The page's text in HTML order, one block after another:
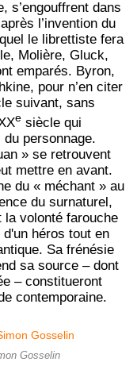
s’engouffrent dans
l’invention du
le librettiste fera
Molière, Gluck,
emparés. Byron,
pour n’en citer
suivant, sans
e siècle qui
personnage.
» se retrouvent
mettre en avant.
du « méchant » au
du surnaturel,
la volonté farouche
héros tout en
Sa frénésie
sa source – dont
– constitueront
contemporaine.
Gosselin